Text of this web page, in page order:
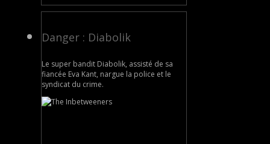
Danger : Diabolik
Le super bandit Diabolik, assisté de sa
fiancée Eva Kant, nargue la police et le
syndicat du crime.